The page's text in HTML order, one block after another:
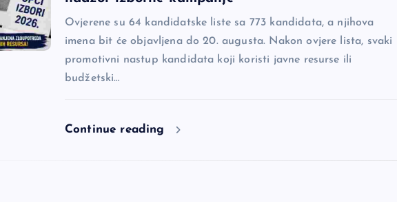
Ovjerene su 64 kandidatske liste sa 773 kandidata, a njihova
imena bit će objavljena do 20. augusta. Nakon ovjere lista, svaki
promotivni nastup kandidata koji koristi javne resurse ili
budžetski…
Continue reading